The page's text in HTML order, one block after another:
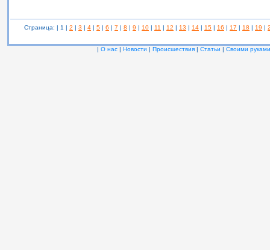
Страница: | 1 | 2 | 3 | 4 | 5 | 6 | 7 | 8 | 9 | 10 | 11 | 12 | 13 | 14 | 15 | 16 | 17 | 18 | 19 |
| О нас | Новости | Происшествия | Статьи | Своими руками